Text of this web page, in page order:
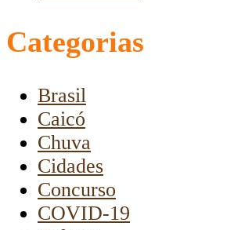
Categorias
Brasil
Caicó
Chuva
Cidades
Concurso
COVID-19